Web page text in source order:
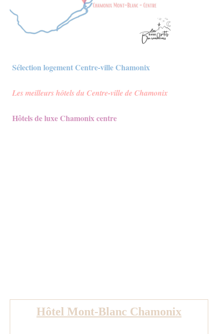
Sélection logement Centre-ville Chamonix
Les meilleurs hôtels du Centre-ville de Chamonix
Hôtels de luxe Chamonix centre
Hôtel Mont-Blanc Chamonix